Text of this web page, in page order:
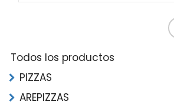
Todos los productos
PIZZAS
AREPIZZAS